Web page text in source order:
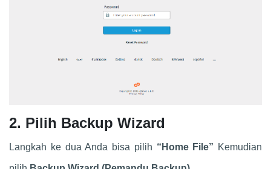
2. Pilih Backup Wizard
Langkah ke dua Anda bisa pilih “Home File” Kemudian